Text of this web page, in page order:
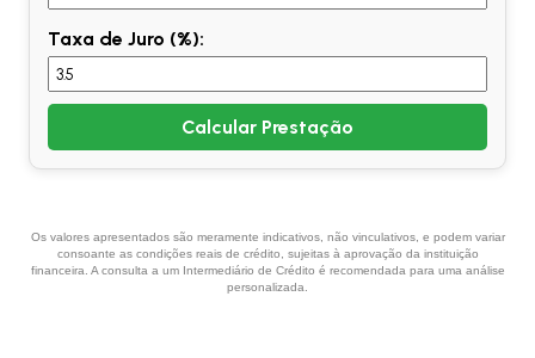
Taxa de Juro (%):
Calcular Prestação
Os valores apresentados são meramente indicativos, não vinculativos, e podem variar
consoante as condições reais de crédito, sujeitas à aprovação da instituição
financeira. A consulta a um Intermediário de Crédito é recomendada para uma análise
personalizada.